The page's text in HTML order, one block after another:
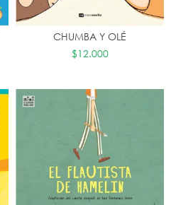
CHUMBA Y OLÉ
$12.000